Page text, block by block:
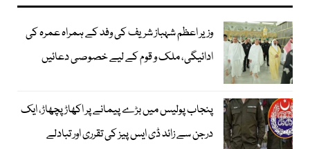
وزیر اعظم شہباز شریف کی وفد کے ہمراہ عمرہ کی
ادائیگی، ملک و قوم کے لیے خصوصی دعائیں
پنجاب پولیس میں بڑے پیمانے پر اکھاڑ پچھاڑ، ایک
درجن سے زائد ڈی ایس پیز کی تقرری اور تبادلے